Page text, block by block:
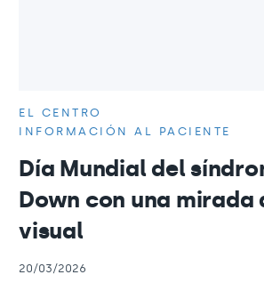
EL CENTRO
INFORMACIÓN AL PACIENTE
Día Mundial del
Down con una mirada
visual
20/03/2026